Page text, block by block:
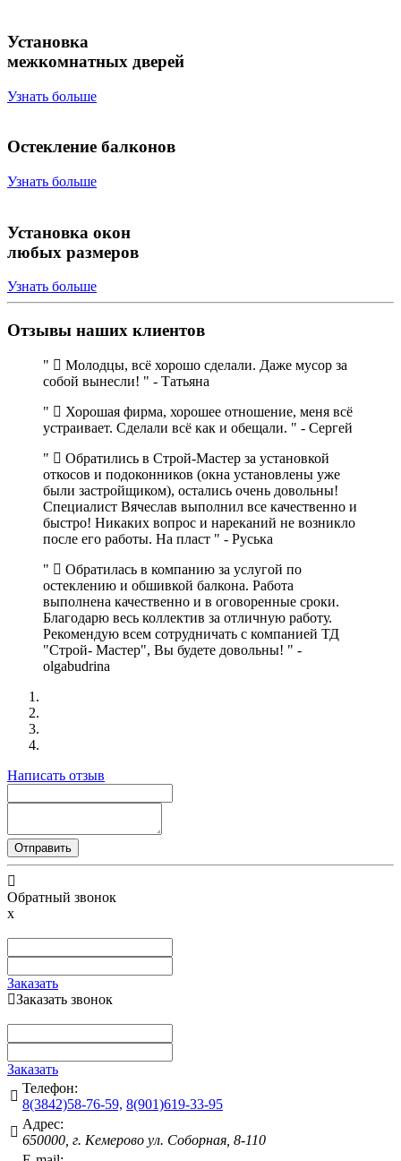
Установка
межкомнатных дверей
Узнать больше
Остекление балконов
Узнать больше
Установка окон
любых размеров
Узнать больше
Отзывы наших клиентов
Молодцы, всё хорошо сделали. Даже мусор за
собой вынесли!
- Татьяна
Хорошая фирма, хорошее отношение, меня всё
устраивает. Сделали всё как и обещали.
- Сергей
Обратились в Строй-Мастер за установкой
откосов и подоконников (окна установлены уже
были застройщиком), остались очень довольны!
Специалист Вячеслав выполнил все качественно и
быстро! Никаких вопрос и нареканий не возникло
после его работы. На пласт
- Руська
Обратилась в компанию за услугой по
остеклению и обшивкой балкона. Работа
выполнена качественно и в оговоренные сроки.
Благодарю весь коллектив за отличную работу.
Рекомендую всем сотрудничать с компанией ТД
"Строй- Мастер", Вы будете довольны!
-
olgabudrina
Написать отзыв
Отправить
Обратный звонок
x
Заказать
Заказать звонок
Заказать
Телефон:
8(3842)58-76-59, 8(901)619-33-95
Адрес:
650000, г. Кемерово ул. Соборная, 8-110